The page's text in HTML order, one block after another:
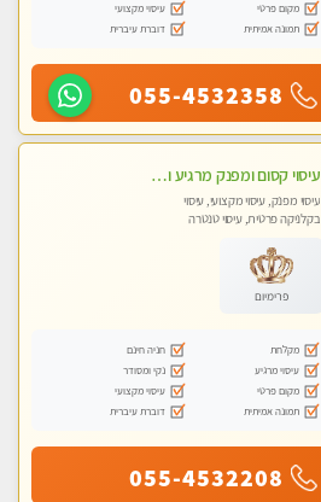
מקום פרטי
עיסוי מקצועי
תמונה אמיתית
דוברת עיברית
055-4532358
עיסוי קסום ומפנק מרגיע ואיכותי מידי זהב !
עיסוי מפנק, עיסוי מקצועי, עיסוי
בקלניקה פרטית, עיסוי טנטרה
פרימיום
מקלחת
חניה חינם
עיסוי מרגיע
נקי ומסודר
מקום פרטי
עיסוי מקצועי
תמונה אמיתית
דוברת עיברית
055-4532208